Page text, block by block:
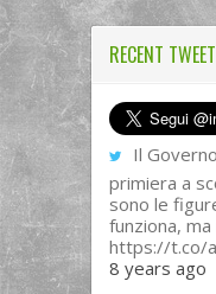
RECENT
Il
primiera a
sono le
funziona,
https://t.co/
8 years ago